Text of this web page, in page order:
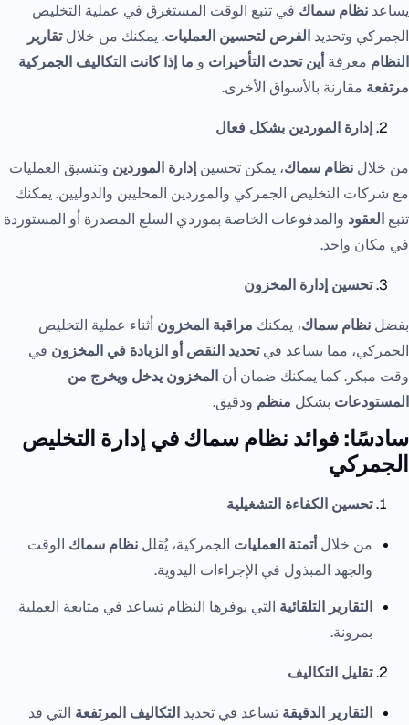
يساعد نظام سماك في تتبع الوقت المستغرق في عملية التخليص
الجمركي وتحديد الفرص لتحسين العمليات. يمكنك من خلالتقارير
النظام معرفة أين تحدث التأخيرات و ما إذا كانت التكاليف الجمركية
مرتفعة مقارنة بالأسواق الأخرى.
إدارة الموردين بشكل فعال
من خلال نظام سماك، يمكن تحسين إدارة الموردين وتنسيق العمليات
مع شركات التخليص الجمركي والموردين المحليين والدوليين. يمكنك
تتبع العقود والمدفوعات الخاصة بموردي السلع المصدرة أو المستوردة
في مكان واحد.
تحسين إدارة المخزون
بفضل نظام سماك، يمكنك مراقبة المخزون أثناء عملية التخليص
الجمركي، مما يساعد فيتحديد النقص أو الزيادة في المخزون في
وقت مبكر. كما يمكنك ضمان أن المخزون يدخل ويخرج من
المستودعات بشكل منظم ودقيق.
سادسًا: فوائد نظام سماك في إدارة التخليص
الجمركي
تحسين الكفاءة التشغيلية
من خلال أتمتة العمليات الجمركية، يُقلل نظام سماك الوقت
والجهد المبذول في الإجراءات اليدوية.
التقارير التلقائية التي يوفرها النظام تساعد في متابعة العملية
بمرونة.
تقليل التكاليف
التقارير الدقيقة تساعد في تحديد التكاليف المرتفعة التي قد